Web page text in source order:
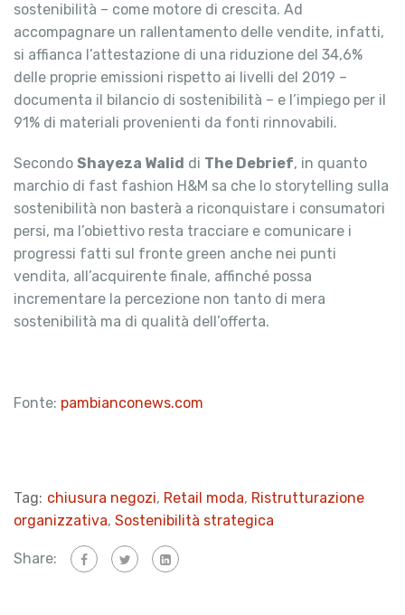
sostenibilità – come motore di crescita. Ad
accompagnare un rallentamento delle vendite, infatti,
si affianca l’attestazione di una riduzione del 34,6%
delle proprie emissioni rispetto ai livelli del 2019 –
documenta il bilancio di sostenibilità – e l’impiego per il
91% di materiali provenienti da fonti rinnovabili.
Secondo Shayeza Walid di The Debrief, in quanto
marchio di fast fashion H&M sa che lo storytelling sulla
sostenibilità non basterà a riconquistare i consumatori
persi, ma l’obiettivo resta tracciare e comunicare i
progressi fatti sul fronte green anche nei punti
vendita, all’acquirente finale, affinché possa
incrementare la percezione non tanto di mera
sostenibilità ma di qualità dell’offerta.
Fonte: pambianconews.com
Tag: chiusura negozi, Retail moda, Ristrutturazione
organizzativa, Sostenibilità strategica
Share: